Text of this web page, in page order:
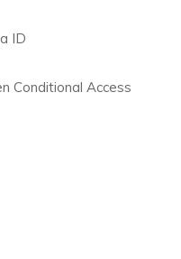
ID
Conditional Access